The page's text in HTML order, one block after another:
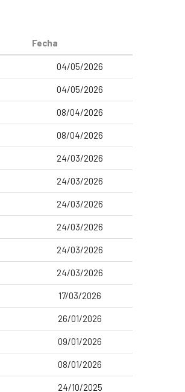
Fecha
04/05/2026
04/05/2026
08/04/2026
08/04/2026
24/03/2026
24/03/2026
24/03/2026
24/03/2026
24/03/2026
24/03/2026
17/03/2026
26/01/2026
09/01/2026
08/01/2026
24/10/2025